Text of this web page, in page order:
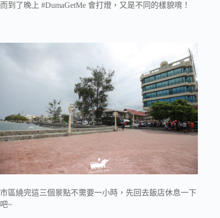
而到了晚上 #DumaGetMe 會打燈，又是不同的樣貌唷！
市區繞完這三個景點不需要一小時，先回去飯店休息一下
吧~